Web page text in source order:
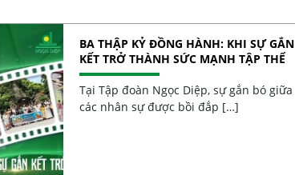
BA THẬP KỶ ĐỒNG HÀNH: KHI SỰ GẮN
KẾT TRỞ THÀNH SỨC MẠNH TẬP THỂ
Tại Tập đoàn Ngọc Diệp, sự gắn bó giữa
các nhân sự được bồi đắp […]